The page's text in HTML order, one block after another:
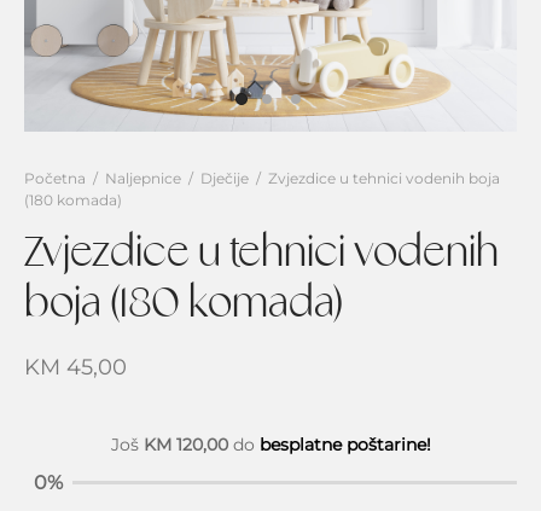
Početna / Naljepnice / Dječije / Zvjezdice u tehnici vodenih boja
(180 komada)
Zvjezdice u tehnici vodenih
boja (180 komada)
KM 45,00
Još KM120,00do besplatne poštarine!
0%
svijeta
boravak
svijeta